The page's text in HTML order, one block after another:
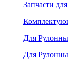
Запчасти
Для
Для